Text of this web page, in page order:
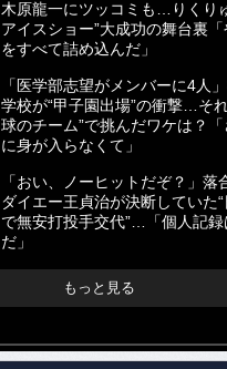
木原龍一にツッコミも…りくり
アイスショー”大成功の舞台裏
をすべて詰め込んだ」
「医学部志望がメンバーに4人
学校が“甲子園出場”の衝撃…そ
球のチーム”で挑んだワケは？
に身が入らなくて」
「おい、ノーヒットだぞ？」落
ダイエー王貞治が決断していた
で無安打投手交代”…「個人記録
だ」
もっと見る